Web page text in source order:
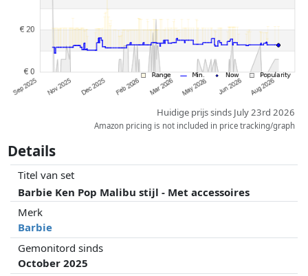
Huidige prijs sinds July 23rd 2026
Amazon pricing is not included in price tracking/graph
Details
Titel van set
Barbie Ken Pop Malibu stijl - Met accessoires
Merk
Barbie
Gemonitord sinds
October 2025